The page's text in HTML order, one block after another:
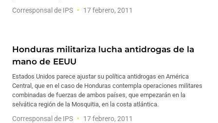
Corresponsal de IPS 17 febrero, 2011
Honduras militariza lucha antidrogas de la
mano de EEUU
Estados Unidos parece ajustar su política antidrogas en América
Central, que en el caso de Honduras contempla operaciones militares
combinadas de fuerzas de ambos países, que empezarán en la
selvática región de la Mosquitia, en la costa atlántica.
Corresponsal de IPS 17 febrero, 2011